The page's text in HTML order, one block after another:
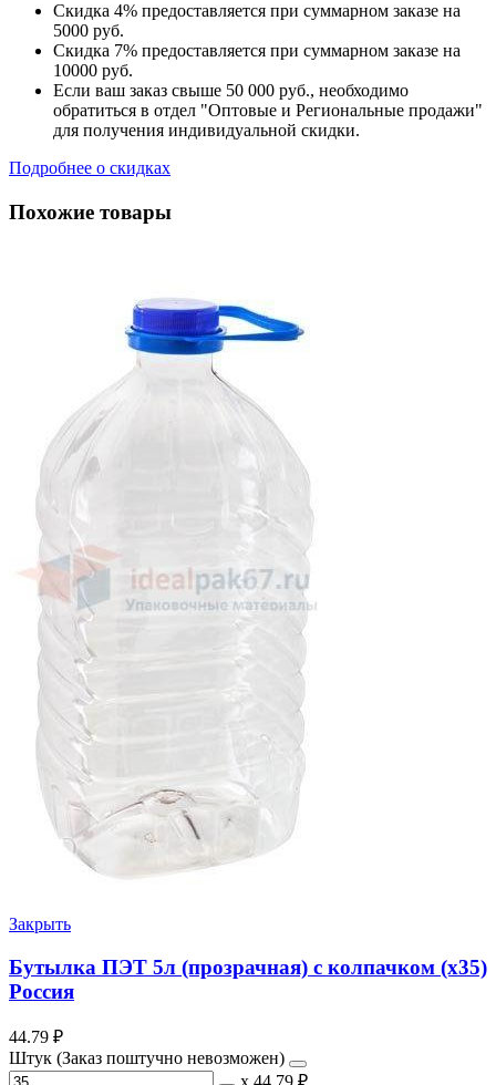
Скидка 4% предоставляется при суммарном заказе на
5000 руб.
Скидка 7% предоставляется при суммарном заказе на
10000 руб.
Если ваш заказ свыше 50 000 руб., необходимо
обратиться в отдел "Оптовые и Региональные продажи"
для получения индивидуальной скидки.
Подробнее о скидках
Похожие товары
Закрыть
Бутылка ПЭТ 5л (прозрачная) с колпачком (х35)
Россия
44.79 ₽
Штук (Заказ поштучно невозможен)